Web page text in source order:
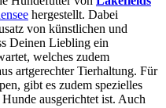
hergestellt. Dabei
von künstlichen und
Deinen Liebling ein
welches zudem
artgerechter Tierhaltung. Für
gibt es zudem spezielles
ausgerichtet ist. Auch